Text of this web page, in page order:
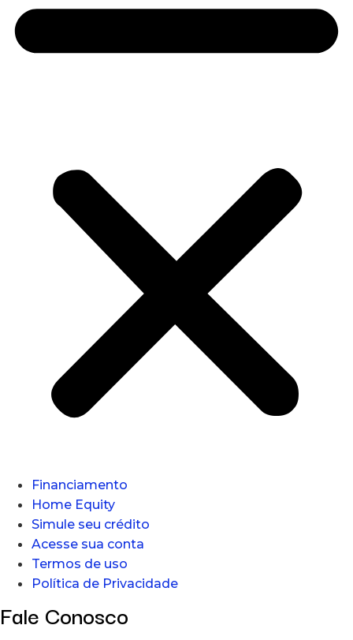
Financiamento
Home Equity
Simule seu crédito
Acesse sua conta
Termos de uso
Política de Privacidade
Fale Conosco